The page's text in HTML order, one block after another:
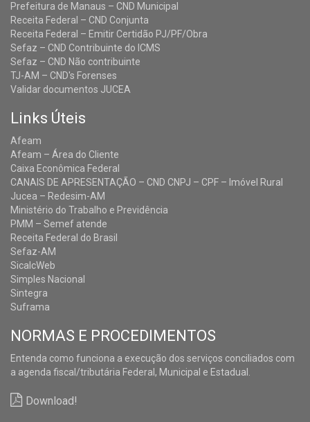
Prefeitura de Manaus – CND Municipal
Receita Federal – CND Conjunta
Receita Federal – Emitir Certidão PJ/PF/Obra
Sefaz – CND Contribuinte do ICMS
Sefaz – CND Não contribuinte
TJ-AM – CND's Forenses
Validar documentos JUCEA
Links Úteis
Afeam
Afeam – Área do Cliente
Caixa Econômica Federal
CANAIS DE APRESENTAÇÃO – CND CNPJ – CPF – Imóvel Rural
Jucea – Redesim-AM
Ministério do Trabalho e Previdência
PMM – Semef atende
Receita Federal do Brasil
Sefaz-AM
SicalcWeb
Simples Nacional
Sintegra
Suframa
NORMAS E PROCEDIMENTOS
Entenda como funciona a execução dos serviços conciliados com
a agenda fiscal/tributária Federal, Municipal e Estadual.
Download!